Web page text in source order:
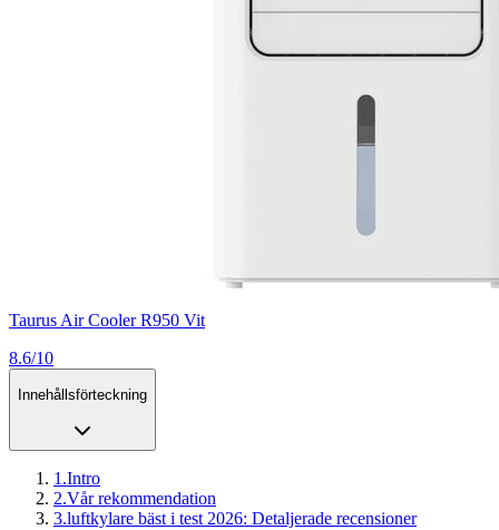
Taurus Air Cooler R950 Vit
8.6/10
Innehållsförteckning
1 .Intro
2.Vår rekommendation
3.luftkylare bäst i test 2026: Detaljerade recensioner